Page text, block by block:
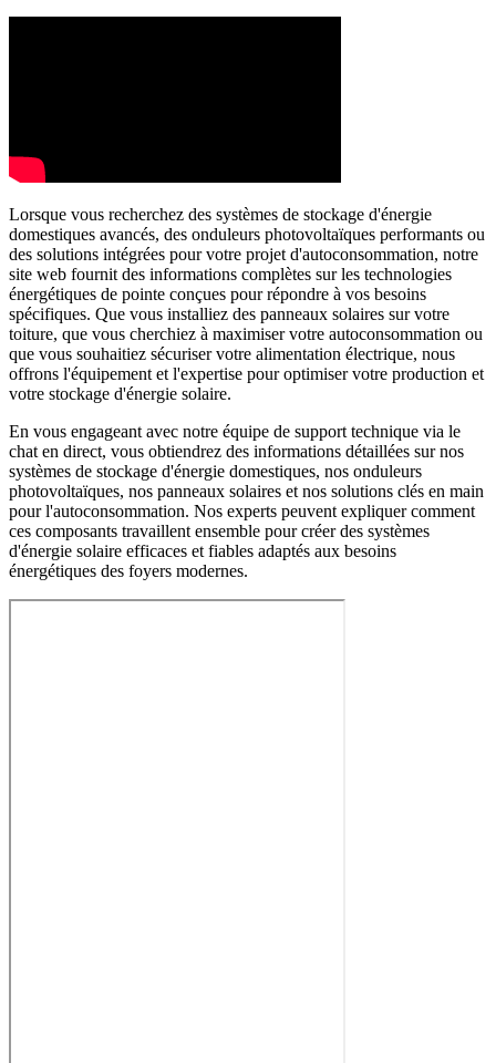
Lorsque vous recherchez des systèmes de stockage d'énergie
domestiques avancés, des onduleurs photovoltaïques performants ou
des solutions intégrées pour votre projet d'autoconsommation, notre
site web fournit des informations complètes sur les technologies
énergétiques de pointe conçues pour répondre à vos besoins
spécifiques. Que vous installiez des panneaux solaires sur votre
toiture, que vous cherchiez à maximiser votre autoconsommation ou
que vous souhaitiez sécuriser votre alimentation électrique, nous
offrons l'équipement et l'expertise pour optimiser votre production et
votre stockage d'énergie solaire.
En vous engageant avec notre équipe de support technique via le
chat en direct, vous obtiendrez des informations détaillées sur nos
systèmes de stockage d'énergie domestiques, nos onduleurs
photovoltaïques, nos panneaux solaires et nos solutions clés en main
pour l'autoconsommation. Nos experts peuvent expliquer comment
ces composants travaillent ensemble pour créer des systèmes
d'énergie solaire efficaces et fiables adaptés aux besoins
énergétiques des foyers modernes.